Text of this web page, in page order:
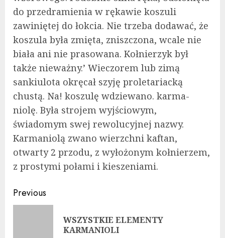
do przedramienia w rękawie ko­szuli
zawiniętej do łokcia. Nie trzeba dodawać, że
koszula była zmięta, zniszczona, wcale nie
biała ani nie prasowana. Kołnierzyk był
także nieważny.’ Wieczorem lub zimą
sankiulota okręcał szyję prole­tariacką
chustą. Na! koszulę wdziewano. karma-
niolę. Była strojem wyjściowym,
świadomym swej rewolucyjnej nazwy.
Karmaniolą zwano wierzchni kaftan,
otwarty 2 przodu, z wyłożonym kołnie­rzem,
z prostymi połami i kieszeniami.
Continue
Reading
Previous
WSZYSTKIE ELEMENTY
KARMANIOLI